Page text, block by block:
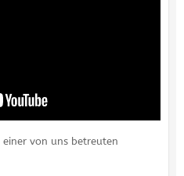
von uns betreuten